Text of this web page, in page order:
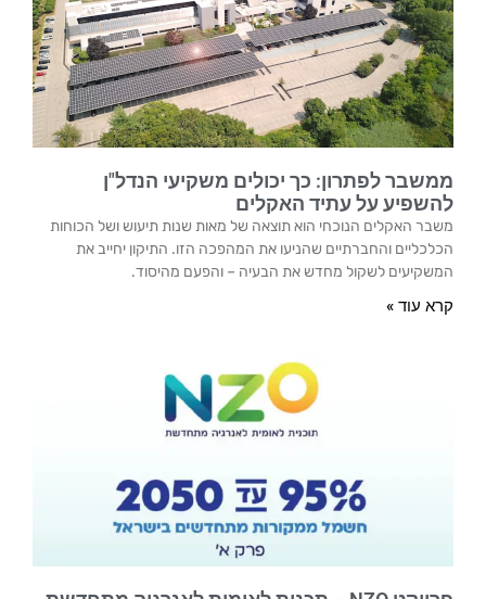
ממשבר לפתרון: כך יכולים משקיעי הנדל"ן
להשפיע על עתיד האקלים
משבר האקלים הנוכחי הוא תוצאה של מאות שנות תיעוש ושל הכוחות
הכלכליים והחברתיים שהניעו את המהפכה הזו. התיקון יחייב את
המשקיעים לשקול מחדש את הבעיה – והפעם מהיסוד.
קרא עוד »